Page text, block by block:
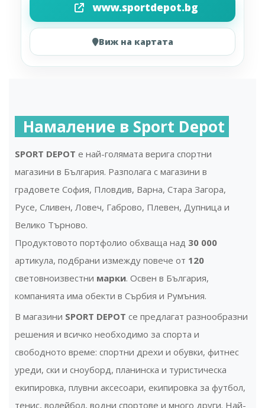
www.sportdepot.bg
Виж на картата
Намаление в Sport Depot
SPORT DEPOT e най-голямата верига спортни
магазини в България. Разполага с магазини в
градовете София, Пловдив, Варна, Стара Загора,
Русе, Сливен, Ловеч, Габрово, Плевен, Дупница и
Велико Търново.
Продуктовото портфолио обхваща над 30 000
артикула, подбрани измежду повече от 120
световноизвестни марки. Освен в България,
компанията има обекти в Сърбия и Румъния.
В магазини SPORT DEPOT се предлагат разнообразни
решения и всичко необходимо за спорта и
свободното време: спортни дрехи и обувки, фитнес
уреди, ски и сноуборд, планинска и туристическа
екипировка, плувни аксесоари, екипировка за футбол,
тенис, волейбол, водни спортове и много други. Най-